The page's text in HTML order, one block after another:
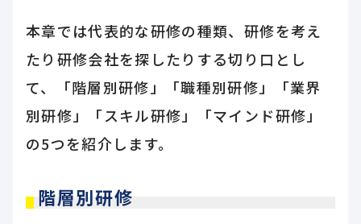
本章では代表的な研修の種類、研修を考え
たり研修会社を探したりする切り口とし
て、「階層別研修」「職種別研修」「業界
別研修」「スキル研修」「マインド研修」
の5つを紹介します。
階層別研修